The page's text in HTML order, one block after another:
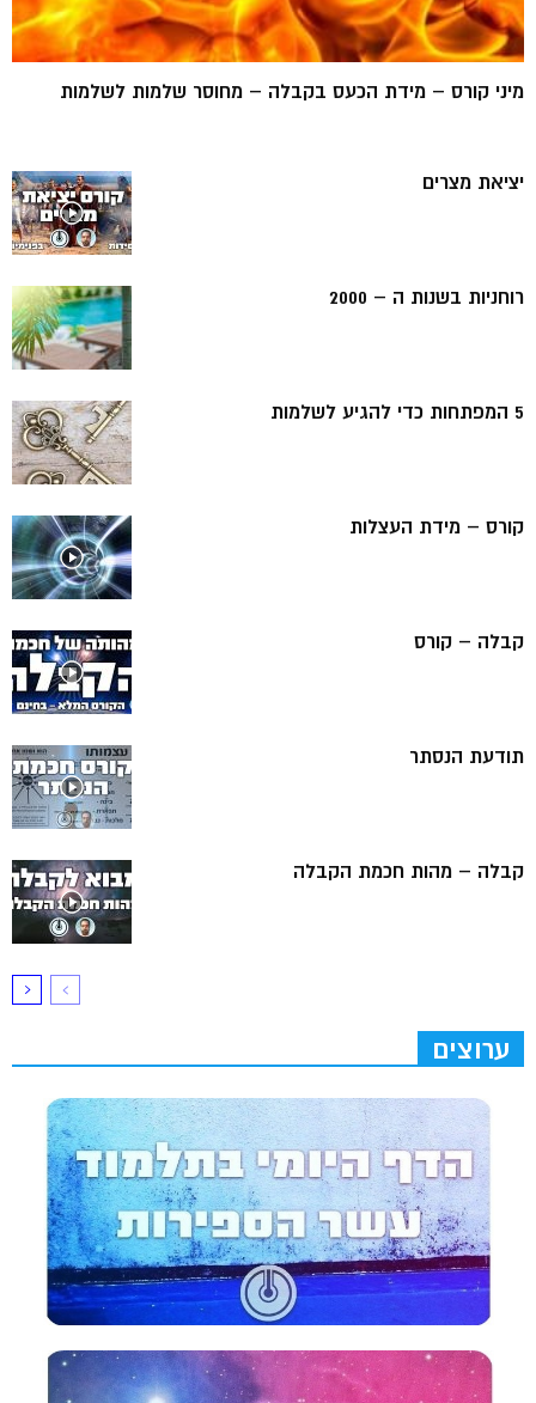
מיני קורס – מידת הכעס בקבלה – מחוסר שלמות לשלמות
יציאת מצרים
רוחניות בשנות ה – 2000
5 המפתחות כדי להגיע לשלמות
קורס – מידת העצלות
קבלה – קורס
תודעת הנסתר
קבלה – מהות חכמת הקבלה
ערוצים